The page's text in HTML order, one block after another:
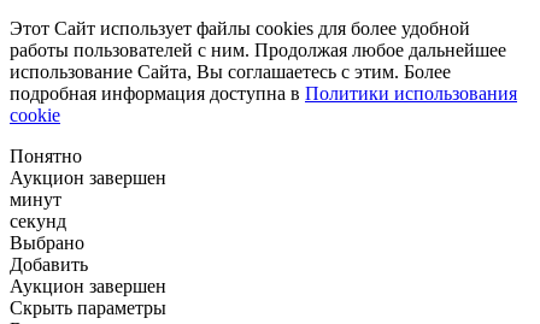
Этот Сайт использует файлы cookies для более удобной
работы пользователей с ним. Продолжая любое дальнейшее
использование Сайта, Вы соглашаетесь с этим. Более
подробная информация доступна в Политики использования
cookie
Понятно
Аукцион завершен
минут
секунд
Выбрано
Добавить
Аукцион завершен
Скрыть параметры